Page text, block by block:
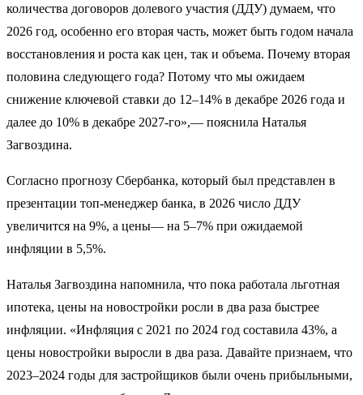
количества договоров долевого участия (ДДУ) думаем, что
2026 год, особенно его вторая часть, может быть годом начала
восстановления и роста как цен, так и объема. Почему вторая
половина следующего года? Потому что мы ожидаем
снижение ключевой ставки до 12–14% в декабре 2026 года и
далее до 10% в декабре 2027-го»,— пояснила Наталья
Загвоздина.
Согласно прогнозу Сбербанка, который был представлен в
презентации топ-менеджер банка, в 2026 число ДДУ
увеличится на 9%, а цены— на 5–7% при ожидаемой
инфляции в 5,5%.
Наталья Загвоздина напомнила, что пока работала льготная
ипотека, цены на новостройки росли в два раза быстрее
инфляции. «Инфляция с 2021 по 2024 год составила 43%, а
цены новостройки выросли в два раза. Давайте признаем, что
2023–2024 годы для застройщиков были очень прибыльными,